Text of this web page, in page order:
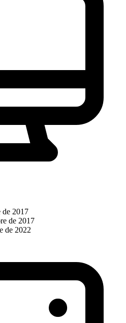
de 2017
de 2017
de 2022